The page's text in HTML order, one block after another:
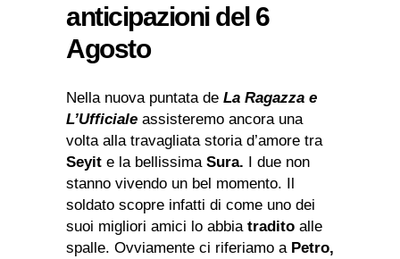
anticipazioni del 6
Agosto
Nella nuova puntata de La Ragazza e
L’Ufficiale assisteremo ancora una
volta alla travagliata storia d’amore tra
Seyit e la bellissima Sura. I due non
stanno vivendo un bel momento. Il
soldato scopre infatti di come uno dei
suoi migliori amici lo abbia tradito alle
spalle. Ovviamente ci riferiamo a Petro,